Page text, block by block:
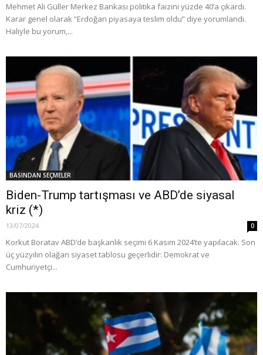
Mehmet Ali Güller Merkez Bankası politika faizini yüzde 40’a çıkardı.
Karar genel olarak “Erdoğan piyasaya teslim oldu” diye yorumlandı.
Haliyle bu yorum,...
BASINDAN SEÇMELER
Biden-Trump tartışması ve ABD’de siyasal
kriz (*)
13/07/2024 0
Korkut Boratav ABD’de başkanlık seçimi 6 Kasım 2024’te yapılacak. Son
üç yüzyılın olağan siyaset tablosu geçerlidir: Demokrat ve
Cumhuriyetçi...